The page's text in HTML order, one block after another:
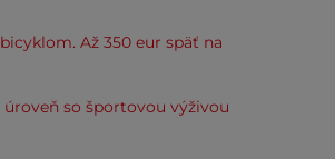
Až 350 eur späť na
so športovou výživou